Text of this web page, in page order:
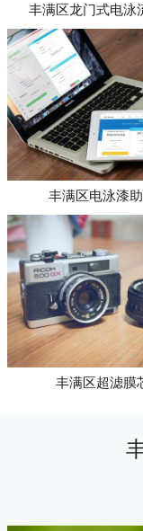
丰满区龙门式电泳
丰满区电泳漆
丰满区超滤膜